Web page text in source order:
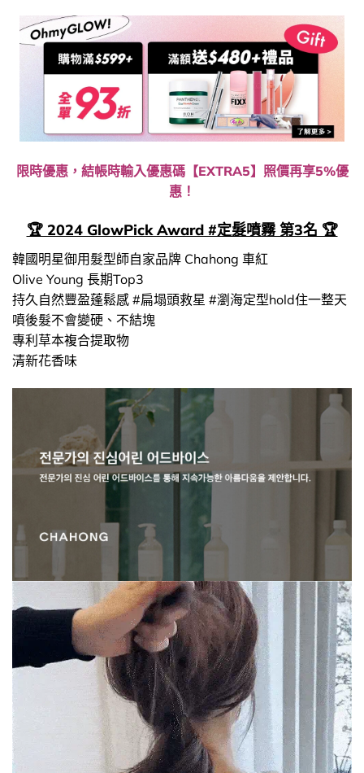
限時優惠，結帳時輸入優惠碼【EXTRA5】照價再享5%優
惠！
🏆 2024 GlowPick Award #定髮噴霧 第3名 🏆
韓國明星御用髮型師自家品牌 Chahong 車紅
Olive Young 長期Top3
持久自然豐盈蓬鬆感 #扁塌頭救星 #瀏海定型hold住一整天
噴後髮不會變硬、不結塊
專利草本複合提取物
清新花香味